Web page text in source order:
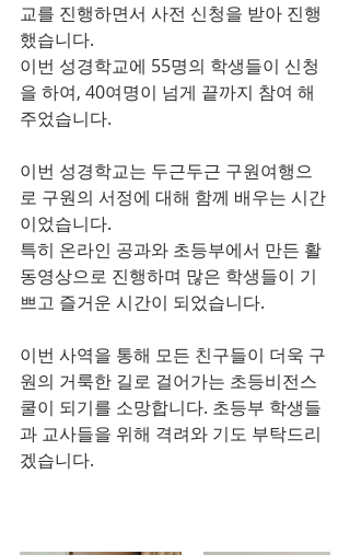
교를 진행하면서 사전 신청을 받아 진행
했습니다.
이번 성경학교에 55명의 학생들이 신청
을 하여, 40여명이 넘게 끝까지 참여 해
주었습니다.
이번 성경학교는 두근두근 구원여행으
로 구원의 서정에 대해 함께 배우는 시간
이었습니다.
특히 온라인 공과와 초등부에서 만든 활
동영상으로 진행하며 많은 학생들이 기
쁘고 즐거운 시간이 되었습니다.
이번 사역을 통해 모든 친구들이 더욱 구
원의 거룩한 길로 걸어가는 초등비전스
쿨이 되기를 소망합니다. 초등부 학생들
과 교사들을 위해 격려와 기도 부탁드리
겠습니다.